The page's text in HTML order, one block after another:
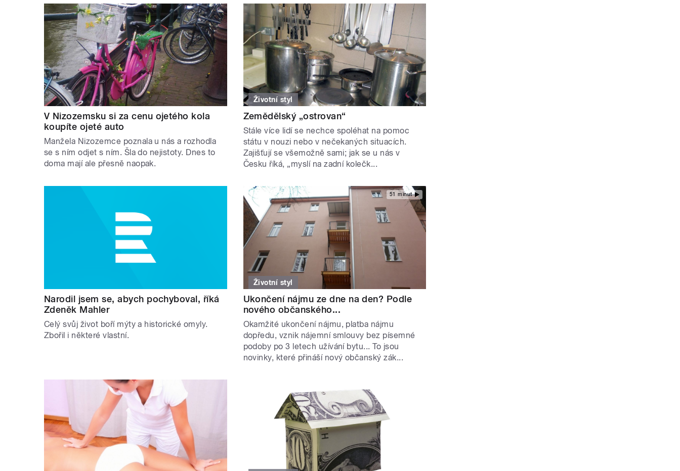
V Nizozemsku si za cenu ojetého kola
koupíte ojeté auto
Manžela Nizozemce poznala u nás a rozhodla
se s ním odjet s ním. Šla do nejistoty. Dnes to
doma mají ale přesně naopak.
Životní styl
Zemědělský „ostrovan“
Stále více lidí se nechce spoléhat na pomoc
státu v nouzi nebo v nečekaných situacích.
Zajišťují se všemožně sami; jak se u nás v
Česku říká, „myslí na zadní kolečk...
Narodil jsem se, abych pochyboval, říká
Zdeněk Mahler
Celý svůj život boří mýty a historické omyly.
Zbořil i některé vlastní.
51 minut
Životní styl
Ukončení nájmu ze dne na den? Podle
nového občanského...
Okamžité ukončení nájmu, platba nájmu
dopředu, vznik nájemní smlouvy bez písemné
podoby po 3 letech užívání bytu... To jsou
novinky, které přináší nový občanský zák...